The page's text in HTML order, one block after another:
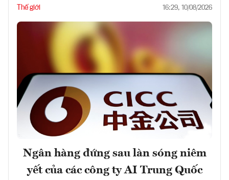
Thế giới 16:29, 10/08/2026
Ngân hàng đứng sau làn sóng niêm
yết của các công ty AI Trung Quốc